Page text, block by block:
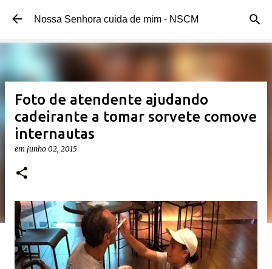
Pular para o conteúdo principal
Nossa Senhora cuida de mim - NSCM
Foto de atendente ajudando
cadeirante a tomar sorvete comove
internautas
em junho 02, 2015